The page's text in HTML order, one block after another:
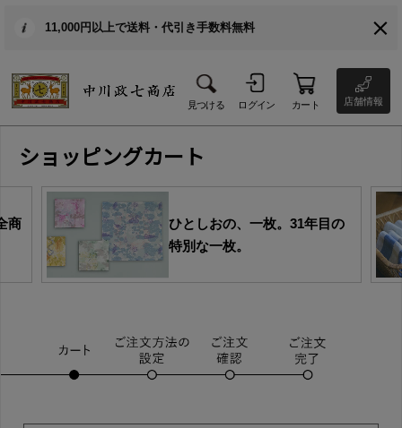
11,000円以上で送料・代引き手数料無料
見つける ログイン カート 店舗情報
ショッピングカート
商
ひとしおの、一枚。31年目の
特別な一枚。